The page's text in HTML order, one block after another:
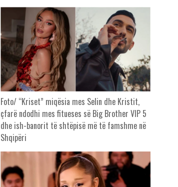
Foto/ “Kriset” miqësia mes Selin dhe Kristit,
çfarë ndodhi mes fitueses së Big Brother VIP 5
dhe ish-banorit të shtëpisë më të famshme në
Shqipëri